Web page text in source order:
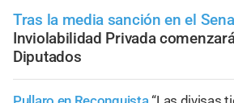
Tras la media sanción en el
Inviolabilidad Privada
Diputados